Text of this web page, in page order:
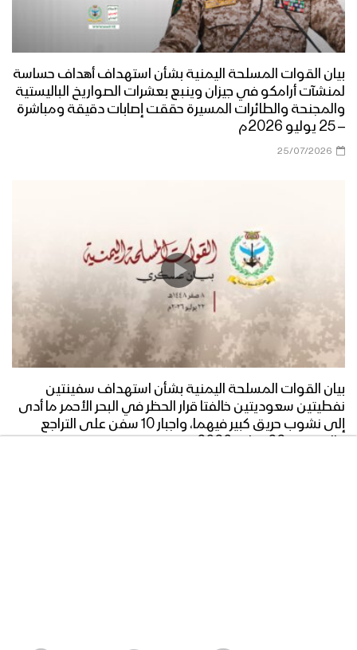
بيان القوات المسلحة اليمنية بشأن استهداف أهداف حساسة
لمنشآت أرامكو في جيزان وينبع بعشرات الصواريخ الباليستية
والمجنحة والطائرات المسيرة حققت إصابات دقيقة ومباشرة
– 25 يوليو 2026م
25/07/2026
بيان القوات المسلحة اليمنية بشأن ​استهداف سفينتين
نفطيتين سعوديتين خالفتا قرار الحظر في البحر الأحمر ما أدى
إلى نشوب حريق كبير فيهما، واجبار 10 سفن على التراجع